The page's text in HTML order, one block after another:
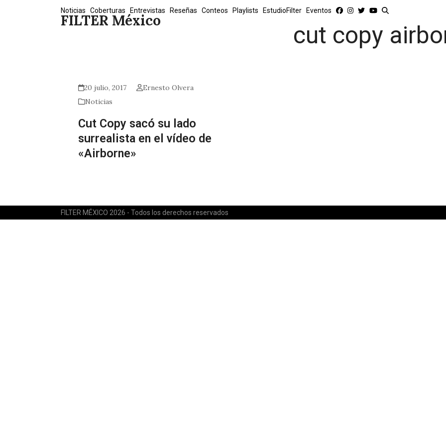
FILTER México
Noticias Coberturas Entrevistas Reseñas Conteos Playlists EstudioFilter Eventos
cut copy
20 julio, 2017
Ernesto Olvera
Noticias
Cut Copy sacó su lado
surrealista en el vídeo de
«Airborne»
FILTER MÉXICO 2026 - Todos los derechos reservados